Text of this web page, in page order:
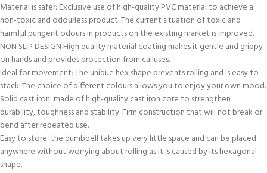
Material is safer: Exclusive use of high-quality PVC material to achieve a
non-toxic and odourless product. The current situation of toxic and
harmful pungent odours in products on the existing market is improved.
NON SLIP DESIGN High quality material coating makes it gentle and grippy
on hands and provides protection from calluses.
Ideal for movement: The unique hex shape prevents rolling and is easy to
stack. The choice of different colours allows you to enjoy your own mood.
Solid cast iron: made of high-quality cast iron core to strengthen
durability, toughness and stability. Firm construction that will not break or
bend after repeated use.
Easy to store: the dumbbell takes up very little space and can be placed
anywhere without worrying about rolling as it is caused by its hexagonal
shape.